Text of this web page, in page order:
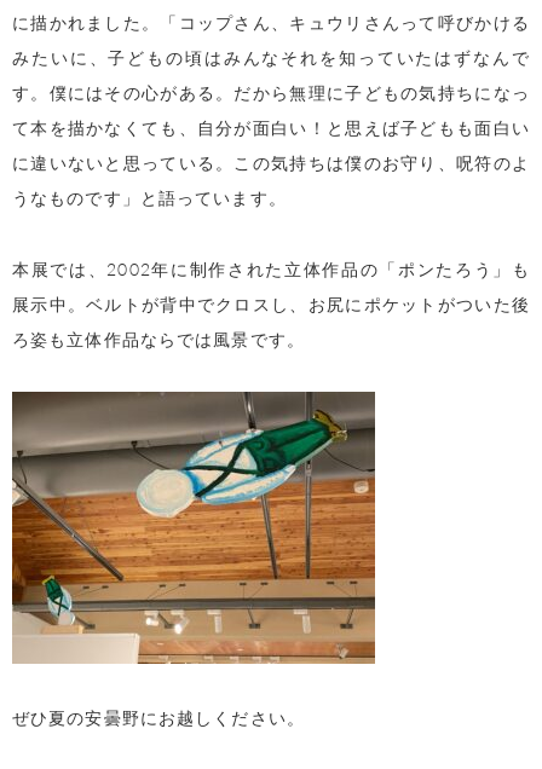
に描かれました。「コップさん、キュウリさんって呼びかける
みたいに、子どもの頃はみんなそれを知っていたはずなんで
す。僕にはその心がある。だから無理に子どもの気持ちになっ
て本を描かなくても、自分が面白い！と思えば子どもも面白い
に違いないと思っている。この気持ちは僕のお守り、呪符のよ
うなものです」と語っています。
本展では、 2002年に制作された立体作品の「ポンたろう」も
展示中。ベルトが背中でクロスし、お尻にポケットがついた後
ろ姿も立体作品ならでは風景です。
ぜひ夏の安曇野にお越しください。